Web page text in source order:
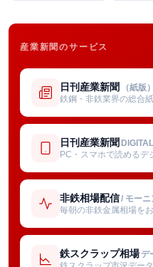
産業新聞のサービス
日刊産業新聞 （紙版）
鉄鋼・非鉄業界の総合
日刊産業新聞
PC・スマホで読めるデ
非鉄相場配信/ モー
毎朝の非鉄金属相場を
鉄スクラップ相場 デ